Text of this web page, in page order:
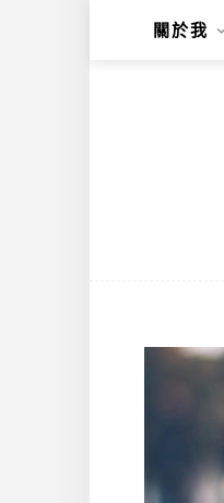
關於我